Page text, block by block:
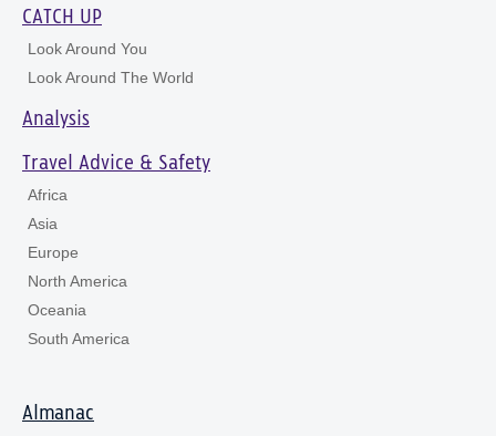
CATCH UP
Look Around You
Look Around The World
Analysis
Travel Advice & Safety
Africa
Asia
Europe
North America
Oceania
South America
Almanac